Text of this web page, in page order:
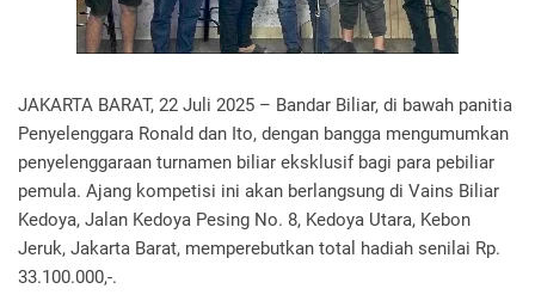
JAKARTA BARAT, 22 Juli 2025 – Bandar Biliar, di bawah panitia
Penyelenggara Ronald dan Ito, dengan bangga mengumumkan
penyelenggaraan turnamen biliar eksklusif bagi para pebiliar
pemula. Ajang kompetisi ini akan berlangsung di Vains Biliar
Kedoya, Jalan Kedoya Pesing No. 8, Kedoya Utara, Kebon
Jeruk, Jakarta Barat, memperebutkan total hadiah senilai Rp.
33.100.000,-.